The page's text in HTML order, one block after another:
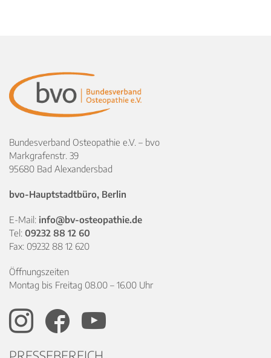
Bundesverband Osteopathie e.V. – bvo
Markgrafenstr. 39
95680 Bad Alexandersbad
bvo-Hauptstadtbüro, Berlin
E-Mail: info@bv-osteopathie.de
Tel: 09232 88 12 60
Fax: 09232 88 12 620
Öffnungszeiten
Montag bis Freitag 08.00 – 16.00 Uhr